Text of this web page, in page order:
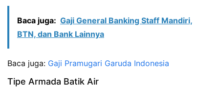
Baca juga: Gaji General Banking Staff Mandiri,
BTN, dan Bank Lainnya
Baca juga: Gaji Pramugari Garuda Indonesia
Tipe Armada Batik Air